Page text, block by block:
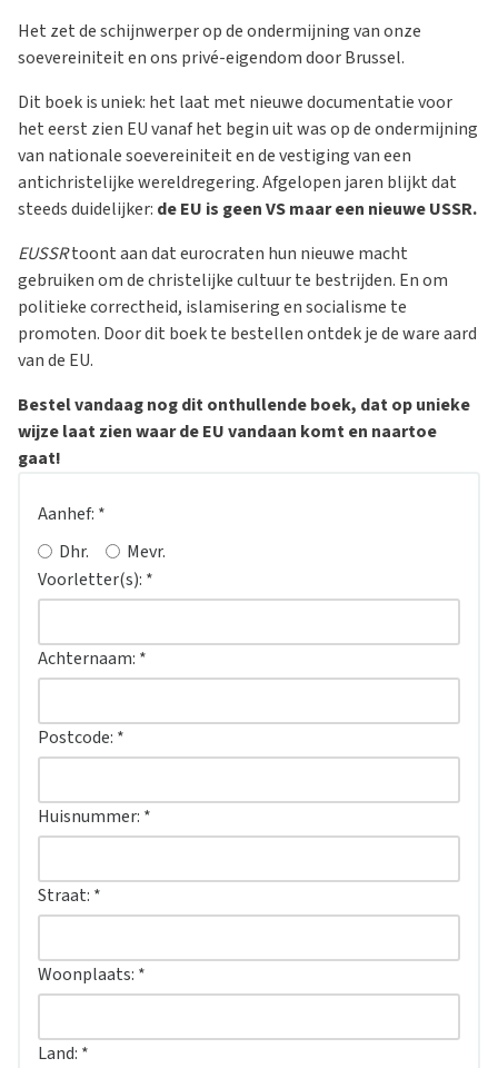
Het zet de schijnwerper op de ondermijning van onze
soevereiniteit en ons privé-eigendom door Brussel.
Dit boek is uniek: het laat met nieuwe documentatie voor
het eerst zien EU vanaf het begin uit was op de ondermijning
van nationale soevereiniteit en de vestiging van een
antichristelijke wereldregering. Afgelopen jaren blijkt dat
steeds duidelijker: de EU is geen VS maar een nieuwe USSR.
EUSSRtoont aan dat eurocraten hun nieuwe macht
gebruiken om de christelijke cultuur te bestrijden. En om
politieke correctheid, islamisering en socialisme te
promoten. Door dit boek te bestellen ontdek je de ware aard
van de EU.
Bestel vandaag nog dit onthullende boek, dat op unieke
wijze laat zien waar de EU vandaan komt en naartoe
gaat!
Aanhef: *
Dhr.
Mevr.
Voorletter(s): *
Achternaam: *
Postcode: *
Huisnummer: *
Straat: *
Woonplaats: *
Land: *